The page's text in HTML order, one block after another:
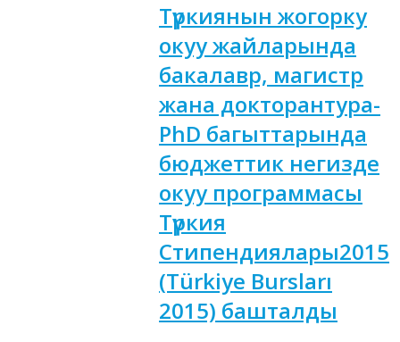
Түркиянын жогорку
окуу жайларында
бакалавр, магистр
жана докторантура-
PhD багыттарында
бюджеттик негизде
окуу программасы
Түркия
Стипендиялары2015
(Türkiye Bursları
2015) башталды